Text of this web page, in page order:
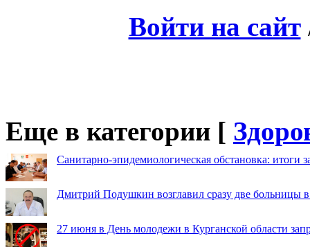
Войти на сайт
Еще в категории [
Санитарно-эпидемиологическая обстановка: итоги
Дмитрий Подушкин возглавил сразу две больницы
27 июня в День молодежи в Курганской области